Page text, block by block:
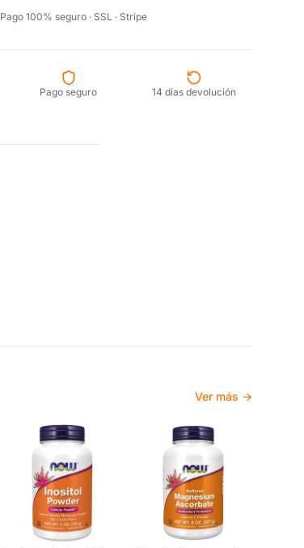
Pago 100% seguro · SSL · Stripe
Pago seguro 14 días devolución
Ver más →